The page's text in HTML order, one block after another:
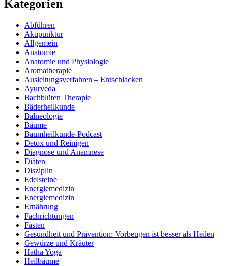
Kategorien
Abführen
Akupunktur
Allgemein
Anatomie
Anatomie und Physiologie
Aromatherapie
Ausleitungsverfahren – Entschlacken
Ayurveda
Bachblüten Therapie
Bäderheilkunde
Balneologie
Bäume
Baumheilkunde-Podcast
Detox und Reinigen
Diagnose und Anamnese
Diäten
Disziplin
Edelsteine
Energiemedizin
Energiemedizin
Ernährung
Fachrichtungen
Fasten
Gesundheit und Prävention: Vorbeugen ist besser als Heilen
Gewürze und Kräuter
Hatha Yoga
Heilbäume